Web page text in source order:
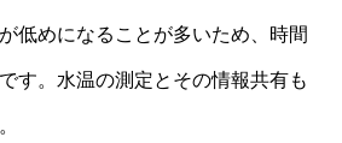
低めになることが多いため、時間
す。水温の測定とその情報共有も